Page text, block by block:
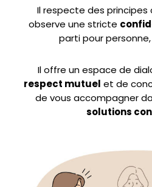
Il respecte des
observe une stricte
parti pour
Il offre un espace de
respect mutuel et de
de vous accompagner
solutions